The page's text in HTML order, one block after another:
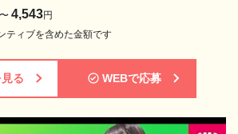
4,543円
ティブを含めた金額です
る WEBで応募